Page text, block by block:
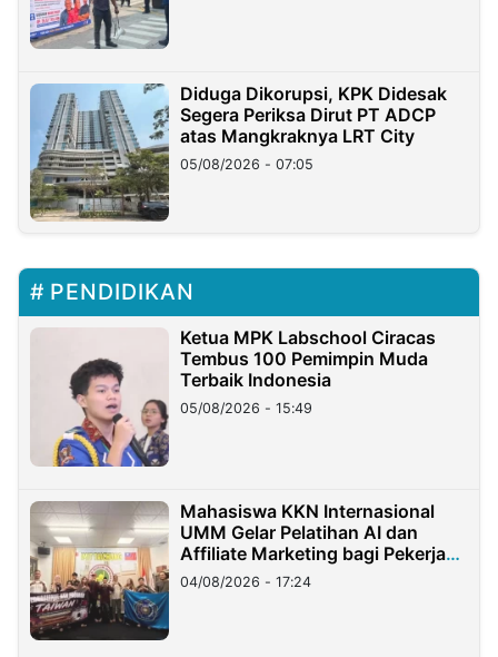
Diduga Dikorupsi, KPK Didesak
Segera Periksa Dirut PT ADCP
atas Mangkraknya LRT City
05/08/2026 - 07:05
PENDIDIKAN
Ketua MPK Labschool Ciracas
Tembus 100 Pemimpin Muda
Terbaik Indonesia
05/08/2026 - 15:49
Mahasiswa KKN Internasional
UMM Gelar Pelatihan AI dan
Affiliate Marketing bagi Pekerja
Migran Indonesia di Taiwan
04/08/2026 - 17:24